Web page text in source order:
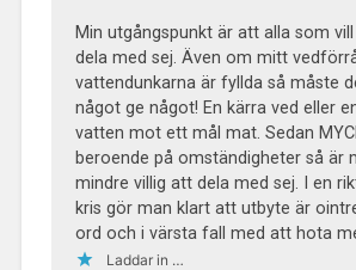
Min utgångspunkt är att alla som
dela med sej. Även om mitt
vattendunkarna är fyllda så måste
något ge något! En kärra ved eller
vatten mot ett mål mat. Sedan
beroende på omständigheter så är
mindre villig att dela med sej. I en
kris gör man klart att utbyte är
ord och i värsta fall med att hota
Laddar in …